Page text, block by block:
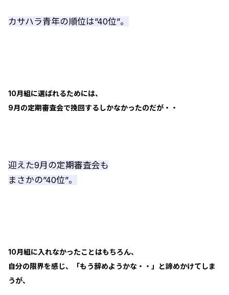
カサハラ青年の順位は”40位”。
10月組に選ばれるためには、
9月の定期審査会で挽回するしかなかったのだが・・
迎えた9月の定期審査会も
まさかの”40位”。
10月組に入れなかったことはもちろん、
自分の限界を感じ、「もう辞めようかな・・」と諦めかけてしま
うが、